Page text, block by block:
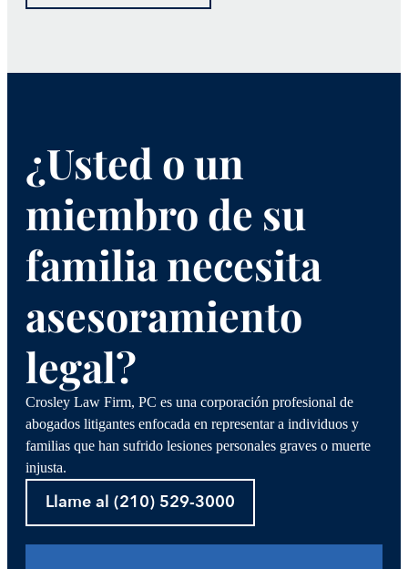
¿Usted o un
miembro de su
familia necesita
asesoramiento
legal?
Crosley Law Firm, PC es una corporación profesional de
abogados litigantes enfocada en representar a individuos y
familias que han sufrido lesiones personales graves o muerte
injusta.
Llame al (210) 529-3000